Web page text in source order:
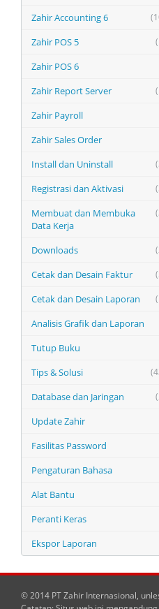
Zahir Accounting 6
Zahir POS 5
Zahir POS 6
Zahir Report Server
Zahir Payroll
Zahir Sales Order
Install dan Uninstall
Registrasi dan Aktivasi
Membuat dan Membuka
Data Kerja
Downloads
Cetak dan Desain Faktur
Cetak dan Desain Laporan
Analisis Grafik dan Laporan
Tutup Buku
Tips & Solusi
Database dan Jaringan
Update Zahir
Fasilitas Password
Pengaturan Bahasa
Alat Bantu
Peranti Keras
Ekspor Laporan
© 2014 PT Zahir Internasional,